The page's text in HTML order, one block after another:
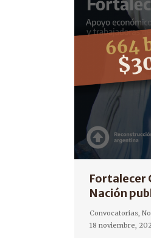
Fortalecer
Nación
Convocatorias,
18 noviembre,